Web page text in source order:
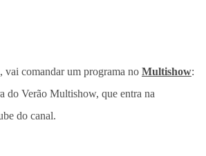
vai comandar um programa no Multishow:
do Verão Multishow, que entra na
do canal.